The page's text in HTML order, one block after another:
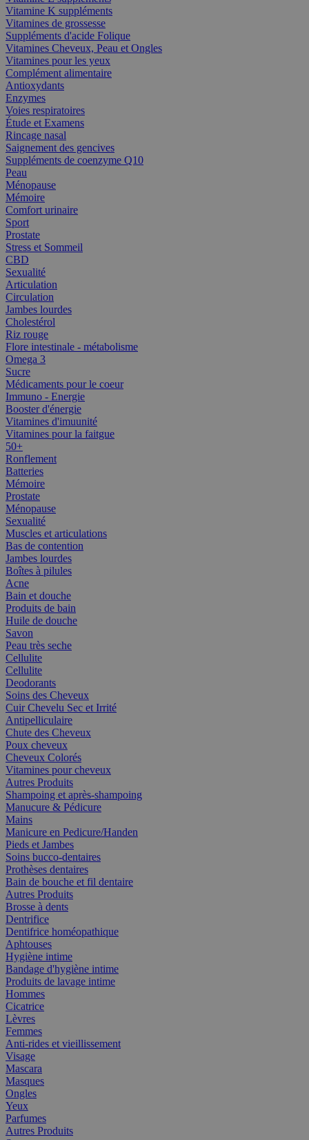
Vitamine K suppléments
Vitamines de grossesse
Suppléments d'acide Folique
Vitamines Cheveux, Peau et Ongles
Vitamines pour les yeux
Complément alimentaire
Antioxydants
Enzymes
Voies respiratoires
Étude et Examens
Rincage nasal
Saignement des gencives
Suppléments de coenzyme Q10
Peau
Ménopause
Mémoire
Comfort urinaire
Sport
Prostate
Stress et Sommeil
CBD
Sexualité
Articulation
Circulation
Jambes lourdes
Cholestérol
Riz rouge
Flore intestinale - métabolisme
Omega 3
Sucre
Médicaments pour le coeur
Immuno - Energie
Booster d'énergie
Vitamines d'imuunité
Vitamines pour la faitgue
50+
Ronflement
Batteries
Mémoire
Prostate
Ménopause
Sexualité
Muscles et articulations
Bas de contention
Jambes lourdes
Boîtes à pilules
Acne
Bain et douche
Produits de bain
Huile de douche
Savon
Peau très seche
Cellulite
Cellulite
Deodorants
Soins des Cheveux
Cuir Chevelu Sec et Irrité
Antipelliculaire
Chute des Cheveux
Poux cheveux
Cheveux Colorés
Vitamines pour cheveux
Autres Produits
Shampoing et après-shampoing
Manucure & Pédicure
Mains
Manicure en Pedicure/Handen
Pieds et Jambes
Soins bucco-dentaires
Prothèses dentaires
Bain de bouche et fil dentaire
Autres Produits
Brosse à dents
Dentrifice
Dentifrice homéopathique
Aphtouses
Hygiène intime
Bandage d'hygiène intime
Produits de lavage intime
Hommes
Cicatrice
Lèvres
Femmes
Anti-rides et vieillissement
Visage
Mascara
Masques
Ongles
Yeux
Parfumes
Autres Produits